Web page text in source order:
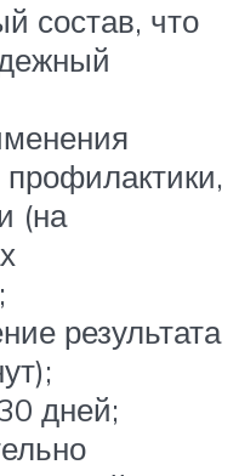
состав, что
профилактики,
(на
результата
дней;